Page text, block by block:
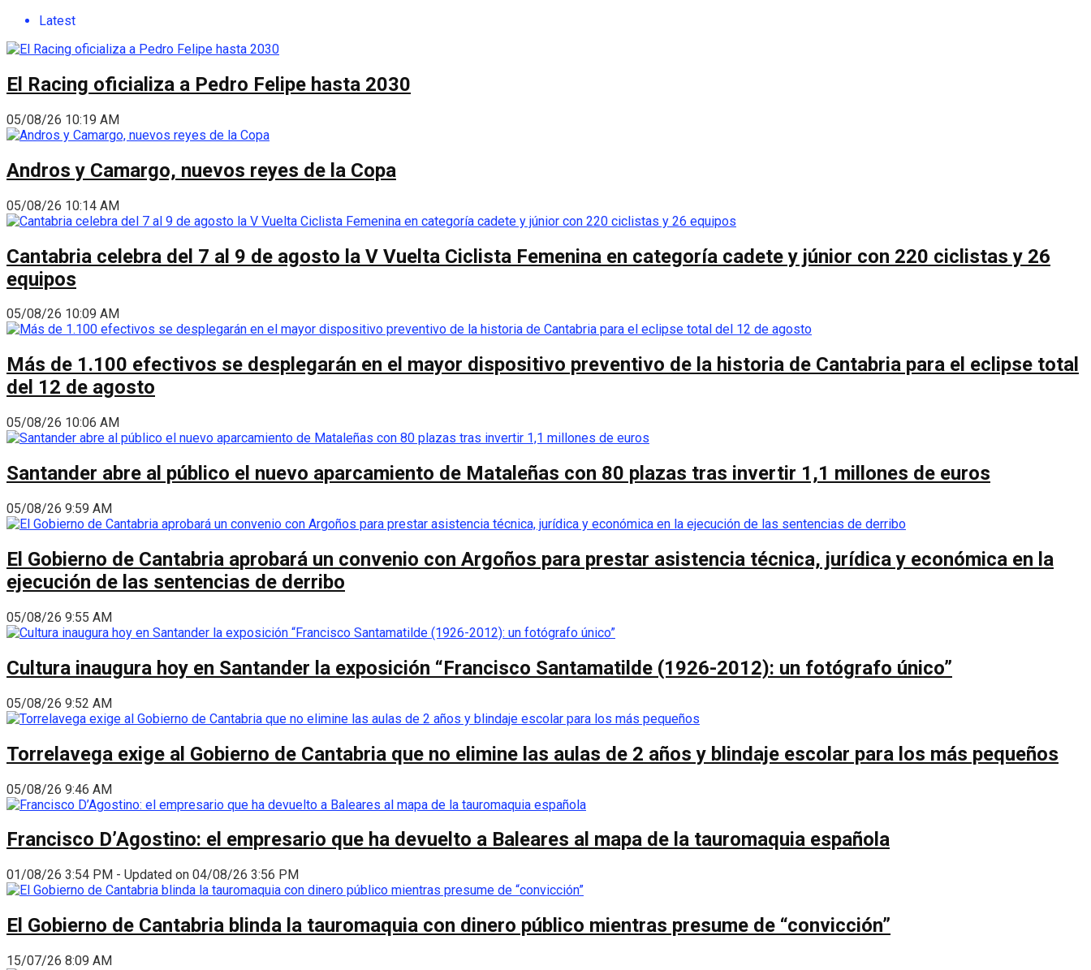
Latest
El Racing oficializa a Pedro Felipe hasta 2030
05/08/26 10:19 AM
Andros y Camargo, nuevos reyes de la Copa
05/08/26 10:14 AM
Cantabria celebra del 7 al 9 de agosto la V Vuelta Ciclista Femenina en categoría cadete y júnior con 220 ciclistas y 26
equipos
05/08/26 10:09 AM
Más de 1.100 efectivos se desplegarán en el mayor dispositivo preventivo de la historia de Cantabria para el eclipse total
del 12 de agosto
05/08/26 10:06 AM
Santander abre al público el nuevo aparcamiento de Mataleñas con 80 plazas tras invertir 1,1 millones de euros
05/08/26 9:59 AM
El Gobierno de Cantabria aprobará un convenio con Argoños para prestar asistencia técnica, jurídica y económica en la
ejecución de las sentencias de derribo
05/08/26 9:55 AM
Cultura inaugura hoy en Santander la exposición “Francisco Santamatilde (1926-2012): un fotógrafo único”
05/08/26 9:52 AM
Torrelavega exige al Gobierno de Cantabria que no elimine las aulas de 2 años y blindaje escolar para los más pequeños
05/08/26 9:46 AM
Francisco D’Agostino: el empresario que ha devuelto a Baleares al mapa de la tauromaquia española
01/08/26 3:54 PM - Updated on 04/08/26 3:56 PM
El Gobierno de Cantabria blinda la tauromaquia con dinero público mientras presume de “convicción”
15/07/26 8:09 AM